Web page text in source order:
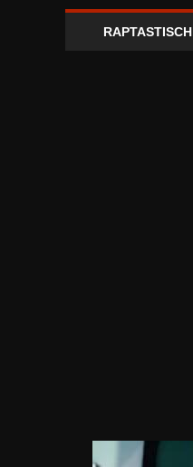
RAPTASTISCH